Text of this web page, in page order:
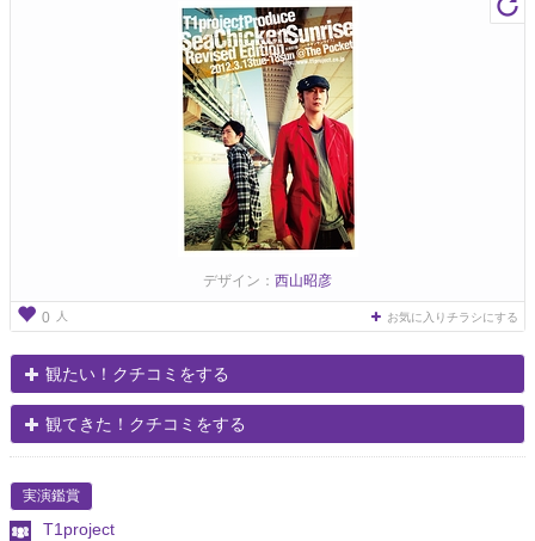
デザイン： 西山昭彦
0 人 お気に入りチラシにする
観たい！クチコミをする
観てきた！クチコミをする
実演鑑賞
T1project